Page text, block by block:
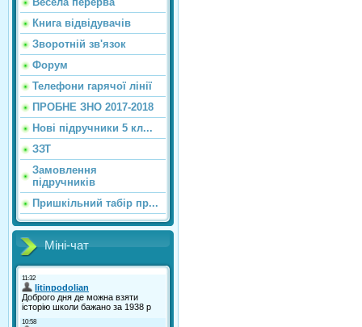
Книга відвідувачів
Зворотній зв'язок
Форум
Телефони гарячої лінії
ПРОБНЕ ЗНО 2017-2018
Нові підручники 5 кл...
ЗЗТ
Замовлення
підручників
Пришкільний табір пр...
Міні-чат